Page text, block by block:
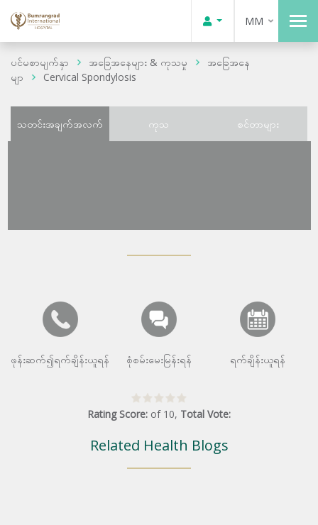
MM
ပင်မစာမျက်နှာ အခြေအနေများ & ကုသမှု
အခြေအနေ
မျာ
Cervical Spondylosis
သတင်းအချက်အလက် ကုသ စင်တာများ
ဖုန်းဆက်၍ရက်ချိန်းယူရန် စုံစမ်းမေးမြန်းရန် ရက်ချိန်းယူရန်
Rating Score: of 10, Total Vote:
Related Health Blogs